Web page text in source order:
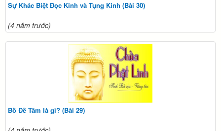
Sự Khác Biệt Đọc Kinh và Tụng Kinh (Bài 30)
(4 năm trước)
Bồ Đề Tâm là gì? (Bài 29)